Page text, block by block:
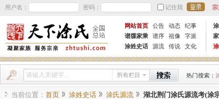
用户名： 密码： 记住我
网站首页 公告 动态 纪事
谱牒家乘
谱序 祖像 字派
涂姓史话
源流 传说 文化
所有栏目 热门搜索：
当前位置： 首页 涂姓史话 涂氏源流 湖北荆门涂氏源流考(涂